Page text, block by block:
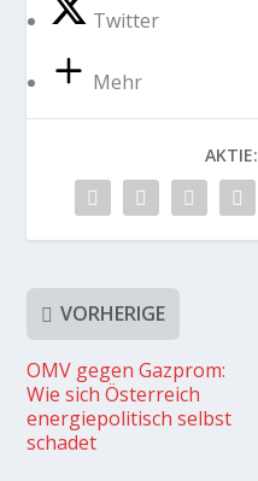
Twitter
Mehr
AKTIE:
VORHERIGE
OMV gegen Gazprom:
Wie sich Österreich
energiepolitisch selbst
schadet